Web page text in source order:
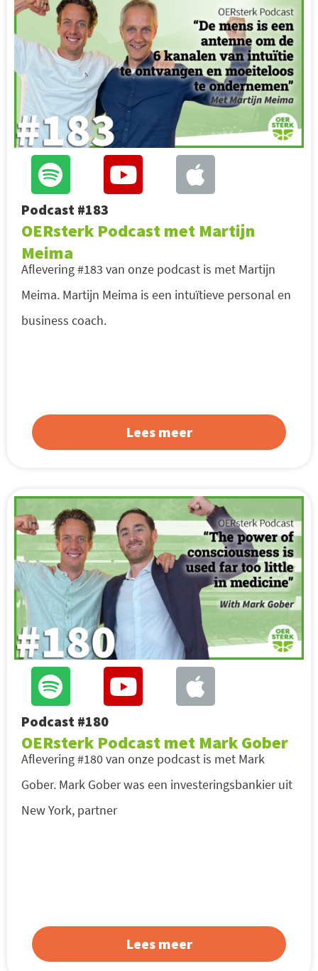
Podcast #183
OERsterk Podcast met Martijn
Meima
Aflevering #183 van onze podcast is met Martijn
Meima. Martijn Meima is een intuïtieve personal en
business coach.
Lees meer
Podcast #180
OERsterk Podcast met Mark Gober
Aflevering #180 van onze podcast is met Mark
Gober. Mark Gober was een investeringsbankier uit
New York, partner
Lees meer